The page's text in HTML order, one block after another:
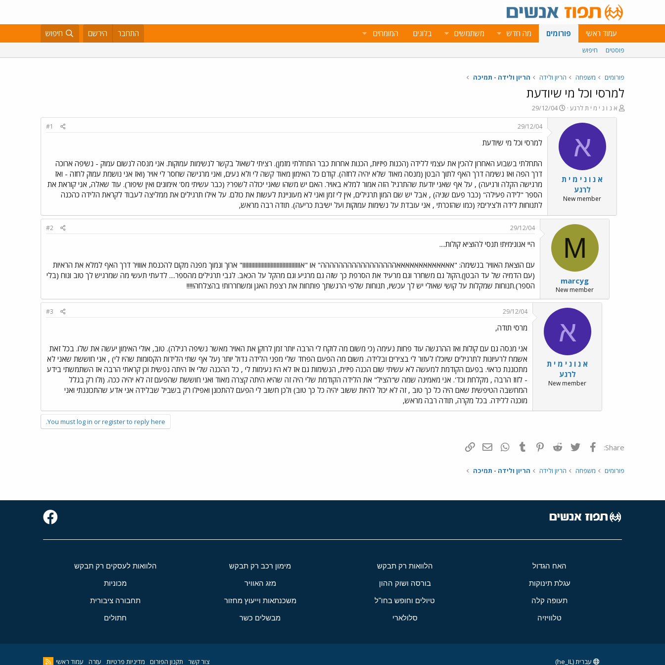
עמוד ראשי פורומים מה חדש משתמשים בלוגים המומחים התחבר הירשם חיפוש
פוסטים חיפוש
פורומים משפחה הריון ולידה הריון ולידה - תמיכה
למרסי וכל מי שיודעת
פ
ו
א נ ו נ י מ י ת לרגע
פ
ו
29/12/04
א
א נ ו נ י מ י ת
לרגע
New member
29/12/04
#1
למרסי וכל מי שיודעת
התחלתי בשבוע האחרון להכין את עצמי ללידה (הכנות פיזיות, הכנות אחרות כבר התחלתי מזמן). רציתי לשאול בקשר לנשימות עמוקות. אני מנסה לנשום עמוק - נשיפה ארוכה
דרך הפה ואז נשימה דרך האף לתוך הבטן (מנסה מאוד שלא יהיה לחזה). קודם כל האימון מאוד קשה לי ולא נעים, ואני מרגישה שחסר לי אויר (ואז אני נושמת עמוק לחזה - ואז
מרגישה הקלה ורגיעה) , על אף שאני יודעת שהתרגיל הזה אמור למלא באויר. האם יש משהו שאני יכולה לשפר? (כבר עשיתי מס' אימונים ואין שיפור). עוד שאלה, אני קוראת את
הספר "לידה פעילה" (כבר פעם שניה) , אבל יש שם המון תרגילים, אין לי זמן ואני לא מעוניינת לעשות את כולם. על אילו תרגילים את ממליצה לעבוד לקראת הלידה כהכנה
לתנוחות לידה ולצירים? (כמו שהזכרתי , אני עובדת על נשימות עמוקות ועל ישיבת כריעה). תודה רבה מראש,
M
marcyg
New member
29/12/04
#2
היי אנונימית! תנסי להוציא קולות....
עם הוצאת האוויר בנשימה: "אאאאאאאאאאאאאההההההההההההההההה" או "אווווווווווווווווווווווווווווווווווווווו" ארוך ונמוך מפנה מקום להכנסת אווויר דרך האף למלא את הראיות
(עם הדמיה של עד הבטן).הקול גם משחרר וגם מרעיד את הסרפת כך שזה גם מרגיע וגם מהקל על הכאב. לגבי תרגילים מהספר.... לדעתי תעשי מה שמרגיש לך טוב ונוח (בלי
הספר).תנוחות שמקלות על קושי שאולי יש לך עכשיו, תנוחות שלפי הרגשתך פותחות את רצפת האגן ומשחררות! בהצלחה!!!!!
א
א נ ו נ י מ י ת
לרגע
New member
29/12/04
#3
מרסי תודה,
אני מנסה גם עם קולות ואז ההרגשה עוד פחות נעימה (כי משום מה לוקח לי הרבה יותר זמן לרוקן את האויר מאשר נשיפה רגילה). טוב, אולי האימון יעשה את שלו. בכל זאת
אשמח לרעיונות לתרגילים שיוכלו לעזור לי בצירים ובלידה. משום מה הפעם הפחד שלי מפני הלידה גדול יותר (על אף שתי הלידות הקסומות שהיו לי) , אני חוששת שאני לא
מתכוננת כראוי. בפעם הקודמת למעשה לא עשיתי שום הכנה פיזית, הנשימות גם אז לא היו נעימות לי , כל ההכנה שלי אז היתה נפשית וכן קראתי הרבה אז השתמשתי בידע
- לזוז הרבה , מקלחת וכד'. אני מאמינה שמה ש"הציל" את הלידה הקודמת שלי היה זה שהיא היתה קצרה מאוד ואני חוששת שהפעם זה לא יהיה ככה. (ולו רק בגלל
המחשבה הטיפשית שאם היה כל כך טוב , זה לא יכול להיות ששוב יהיה כל כך טוב) ולכן חשוב לי הפעם להתכונן ואפילו רק בשביל שבלידה אני אדע שהתכוננתי ואני
מוכנה ללידה. בכל מקרה, תודה רבה מראש,
You must log in or register to reply here.
Share: פייסבוק Twitter
Reddit
Pinterest
Tumblr
WhatsAppדואר אלקטרוני
פורומים משפחה הריון ולידה הריון ולידה - תמיכה
האח הגדול הלוואות רק תבקש מימון רכב רק תבקש הלוואות לעסקים רק תבקש
עגלת תינוקות בורסה ושוק ההון מזג האוויר מכוניות
תעופה קלה טיולים וחופש בחו"ל משכנתאות וייעוץ מחזור תחבורה ציבורית
טלוויזיה סלולארי מבשלים כשר חתולים
צור קשר תקנון הפורום מדיניות פרטיות עזרה עמוד ראשי עברית (he_IL)